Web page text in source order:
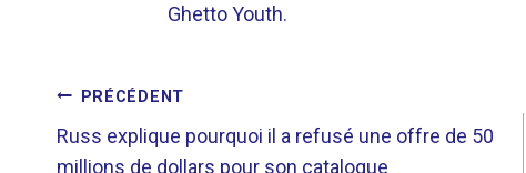
Ghetto Youth.
NAVIGATION
PRÉCÉDENT
Russ explique pourquoi il a refusé une offre de 50
millions de dollars pour son catalogue